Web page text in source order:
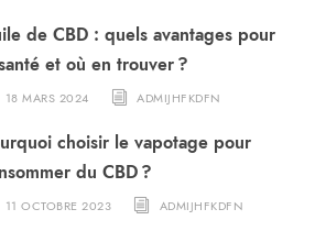
de CBD : quels avantages pour
et où en trouver ?
18 MARS 2024 ADMIJHFKDFN
choisir le vapotage pour
du CBD ?
11 OCTOBRE 2023 ADMIJHFKDFN